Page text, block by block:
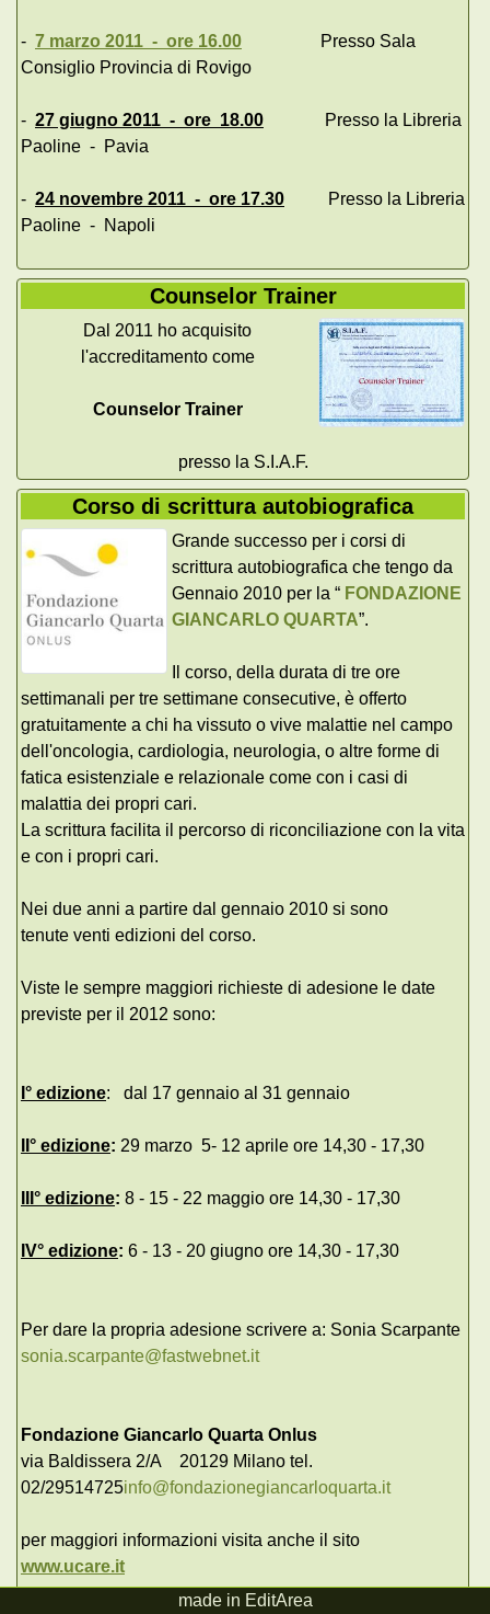
- 7 marzo 2011 - ore 16.00 Presso Sala
Consiglio Provincia di Rovigo
- 27 giugno 2011 - ore 18.00
Presso la Libreria
Paoline - Pavia
- 24 novembre 2011 - ore 17.30 Presso la Libreria
Paoline - Napoli
Counselor Trainer
Dal 2011 ho acquisito
l'accreditamento come
Counselor Trainer
presso la S.I.A.F.
Corso di scrittura autobiografica
Grande successo per i corsi di
scrittura autobiografica che tengo da
Gennaio 2010 per la “ FONDAZIONE
GIANCARLO QUARTA”.
Il corso, della durata di tre ore
settimanali per tre settimane consecutive, è offerto
gratuitamente a chi ha vissuto o vive malattie nel campo
dell'oncologia, cardiologia, neurologia, o altre forme di
fatica esistenziale e relazionale come con i casi di
malattia dei propri cari.
La scrittura facilita il percorso di riconciliazione con la vita
e con i propri cari.
Nei due anni a partire dal gennaio 2010 si sono
tenute venti edizioni del corso.
Viste le sempre maggiori richieste di adesione le date
previste per il 2012 sono:
I° edizione: dal 17 gennaio al 31 gennaio
II° edizione: 29 marzo 5- 12 aprile ore 14,30 - 17,30
III° edizione: 8 - 15 - 22 maggio ore 14,30 - 17,30
IV° edizione: 6 - 13 - 20 giugno ore 14,30 - 17,30
Per dare la propria adesione scrivere a: Sonia Scarpante
sonia.scarpante@fastwebnet.it
Fondazione Giancarlo Quarta Onlus
via Baldissera 2/A 20129 Milano tel.
02/29514725info@fondazionegiancarloquarta.it
per maggiori informazioni visita anche il sito
www.ucare.it
made in EditArea